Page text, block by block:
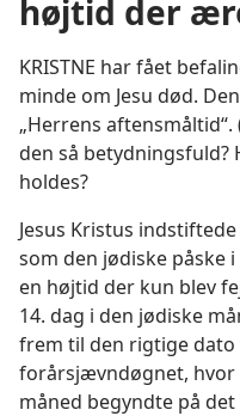
højtid der
KRISTNE har fået
minde om Jesu død.
„Herrens aftensmåltid“.
den så betydningsfuld?
holdes?
Jesus Kristus
som den jødiske påske
en højtid der kun blev
14. dag i den jødiske
frem til den rigtige
forårsjævndøgnet, hvor
måned begyndte på